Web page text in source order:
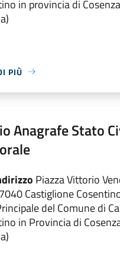
in provincia di
PIÙ
Anagrafe Stato
Piazza Vittorio
Castiglione
del Comune di
in Provincia di